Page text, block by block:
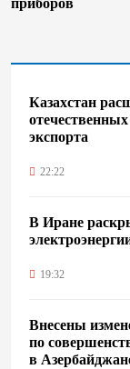
приборов
Казахстан
экспорта
22:22
В Иране
19:32
Внесены
по
в